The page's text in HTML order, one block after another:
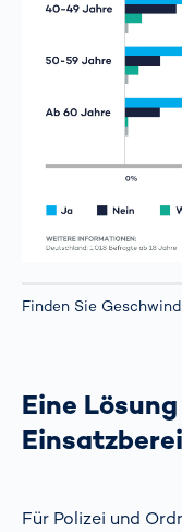
Finden Sie
Eine
Für Polizei und